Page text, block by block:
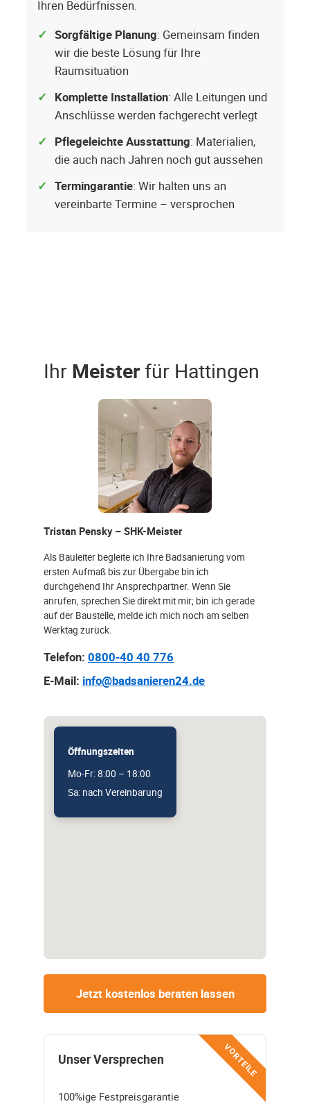
Ihren Bedürfnissen.
Sorgfältige Planung: Gemeinsam finden
wir die beste Lösung für Ihre
Raumsituation
Komplette Installation: Alle Leitungen und
Anschlüsse werden fachgerecht verlegt
Pflegeleichte Ausstattung: Materialien,
die auch nach Jahren noch gut aussehen
Termingarantie: Wir halten uns an
vereinbarte Termine – versprochen
Ihr Meisterfür Hattingen
Tristan Pensky – SHK-Meister
Als Bauleiter begleite ich Ihre Badsanierung vom
ersten Aufmaß bis zur Übergabe bin ich
durchgehend Ihr Ansprechpartner. Wenn Sie
anrufen, sprechen Sie direkt mit mir; bin ich gerade
auf der Baustelle, melde ich mich noch am selben
Werktag zurück.
Telefon: 0800-40 40 776
E-Mail: info@badsanieren24.de
Öffnungszeiten
Mo-Fr: 8:00 – 18:00
Sa: nach Vereinbarung
Jetzt kostenlos beraten lassen
VORTEILE
Unser Versprechen
100%ige Festpreisgarantie